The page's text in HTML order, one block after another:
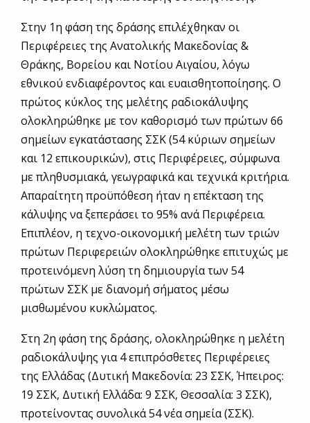
Στην 1η φάση της δράσης επιλέχθηκαν οι
Περιφέρειες της Ανατολικής Μακεδονίας &
Θράκης, Βορείου και Νοτίου Αιγαίου, λόγω
εθνικού ενδιαφέροντος και ευαισθητοποίησης. Ο
πρώτος κύκλος της μελέτης ραδιοκάλυψης
ολοκληρώθηκε με τον καθορισμό των πρώτων 66
σημείων εγκατάστασης ΣΣΚ (54 κύριων σημείων
και 12 επικουρικών), στις Περιφέρειες, σύμφωνα
με πληθυσμιακά, γεωγραφικά και τεχνικά κριτήρια.
Απαραίτητη προϋπόθεση ήταν η επέκταση της
κάλυψης να ξεπεράσει το 95% ανά Περιφέρεια.
Επιπλέον, η τεχνο-οικονομική μελέτη των τριών
πρώτων Περιφερειών ολοκληρώθηκε επιτυχώς με
προτεινόμενη λύση τη δημιουργία των 54
πρώτων ΣΣΚ με διανομή σήματος μέσω
μισθωμένου κυκλώματος.
Στη 2η φάση της δράσης, ολοκληρώθηκε η μελέτη
ραδιοκάλυψης για 4 επιπρόσθετες Περιφέρειες
της Ελλάδας (Δυτική Μακεδονία: 23 ΣΣΚ, Ήπειρος:
19 ΣΣΚ, Δυτική Ελλάδα: 9 ΣΣΚ, Θεσσαλία: 3 ΣΣΚ),
προτείνοντας συνολικά 54 νέα σημεία (ΣΣΚ).